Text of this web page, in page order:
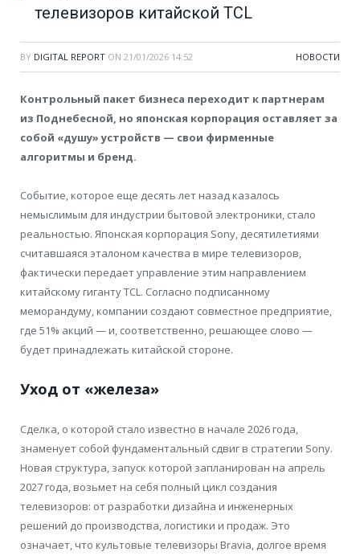
телевизоров китайской TCL
BY DIGITAL REPORT ON 21/01/2026 14:52 НОВОСТИ
Контрольный пакет бизнеса переходит к партнерам
из Поднебесной, но японская корпорация оставляет за
собой «душу» устройств — свои фирменные
алгоритмы и бренд.
Событие, которое еще десять лет назад казалось
немыслимым для индустрии бытовой электроники, стало
реальностью. Японская корпорация Sony, десятилетиями
считавшаяся эталоном качества в мире телевизоров,
фактически передает управление этим направлением
китайскому гиганту TCL. Согласно подписанному
меморандуму, компании создают совместное предприятие,
где 51% акций — и, соответственно, решающее слово —
будет принадлежать китайской стороне.
Уход от «железа»
Сделка, о которой стало известно в начале 2026 года,
знаменует собой фундаментальный сдвиг в стратегии Sony.
Новая структура, запуск которой запланирован на апрель
2027 года, возьмет на себя полный цикл создания
телевизоров: от разработки дизайна и инженерных
решений до производства, логистики и продаж. Это
означает, что культовые телевизоры Bravia, долгое время